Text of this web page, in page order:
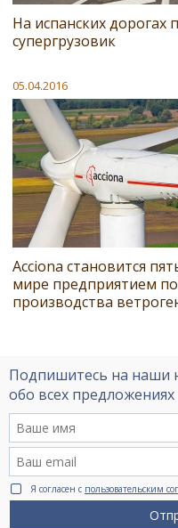
На испанских дорогах
супергрузовик
05.04.2016
Acciona становится
мире предприятием
производства
Подпишитесь на наши
обо всех предложениях
Я согласен с пользовательским